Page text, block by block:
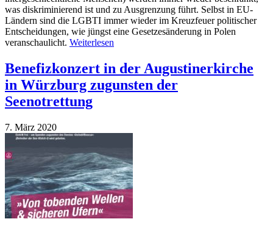
was diskriminierend ist und zu Ausgrenzung führt. Selbst in EU-
Ländern sind die LGBTI immer wieder im Kreuzfeuer politischer
Entscheidungen, wie jüngst eine Gesetzesänderung in Polen
veranschaulicht. Weiterlesen
Benefizkonzert in der Augustinerkirche
in Würzburg zugunsten der
Seenotrettung
7. März 2020